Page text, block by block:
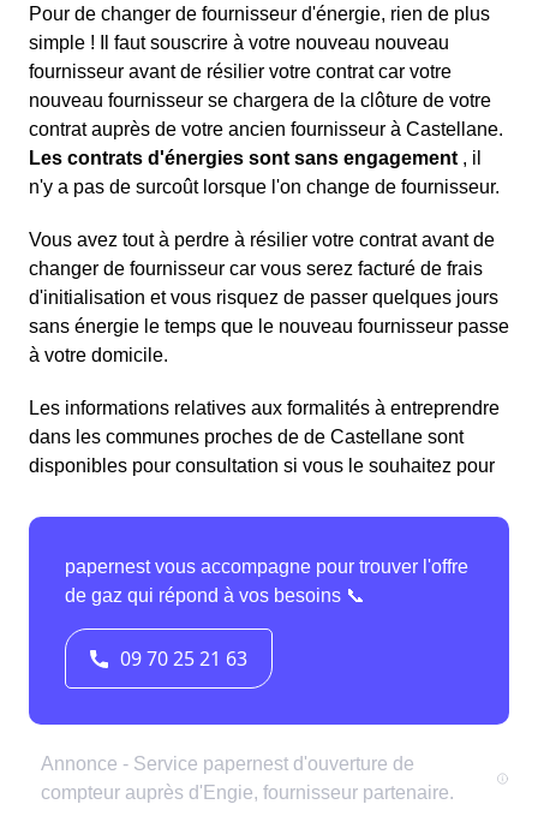
Pour de changer de fournisseur d'énergie, rien de plus
simple ! Il faut souscrire à votre nouveau nouveau
fournisseur avant de résilier votre contrat car votre
nouveau fournisseur se chargera de la clôture de votre
contrat auprès de votre ancien fournisseur à Castellane.
Les contrats d'énergies sont sans engagement , il
n'y a pas de surcoût lorsque l'on change de fournisseur.
Vous avez tout à perdre à résilier votre contrat avant de
changer de fournisseur car vous serez facturé de frais
d'initialisation et vous risquez de passer quelques jours
sans énergie le temps que le nouveau fournisseur passe
à votre domicile.
Les informations relatives aux formalités à entreprendre
dans les communes proches de de Castellane sont
disponibles pour consultation si vous le souhaitez pour